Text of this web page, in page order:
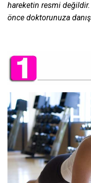
hareketin resmi
önce doktorunuza